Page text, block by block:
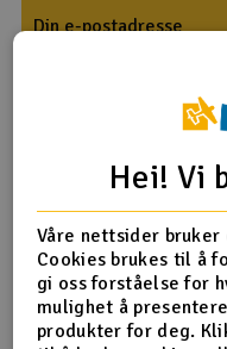
Smarthjem,
Sparkesykler
Verktøy,
Gavekort
Din e-postadresse
Hei! Vi
Våre nettsider
Cookies brukes til å
gi oss forståelse for
mulighet å
produkter for deg.